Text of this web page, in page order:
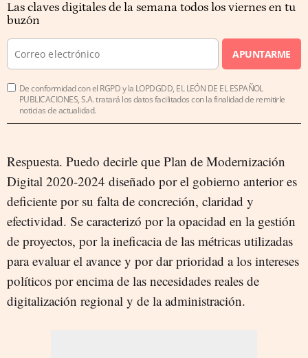
Las claves digitales de la semana todos los viernes en tu
buzón
APUNTARME
De conformidad con el RGPD y la LOPDGDD, EL LEÓN DE EL ESPAÑOL
PUBLICACIONES, S.A. tratará los datos facilitados con la finalidad de remitirle
noticias de actualidad.
Respuesta. Puedo decirle que Plan de Modernización
Digital 2020-2024 diseñado por el gobierno anterior es
deficiente por su falta de concreción, claridad y
efectividad. Se caracterizó por la opacidad en la gestión
de proyectos, por la ineficacia de las métricas utilizadas
para evaluar el avance y por dar prioridad a los intereses
políticos por encima de las necesidades reales de
digitalización regional y de la administración.